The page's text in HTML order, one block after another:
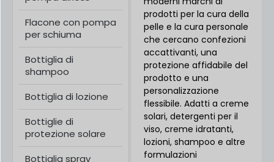
Flacone con pompa
per schiuma
Bottiglia di
shampoo
Bottiglia di lozione
Bottiglie di
protezione solare
Bottiglia spray
prodotti per la cura della
pelle e la cura personale
che cercano confezioni
accattivanti, una
protezione affidabile del
prodotto e una
personalizzazione
flessibile. Adatti a creme
solari, detergenti per il
viso, creme idratanti,
lozioni, shampoo e altre
formulazioni